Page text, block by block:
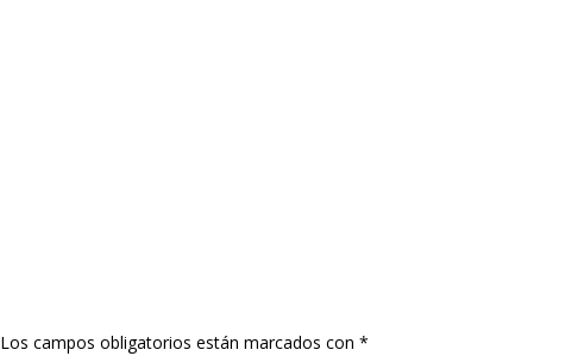
Los campos obligatorios están marcados con*